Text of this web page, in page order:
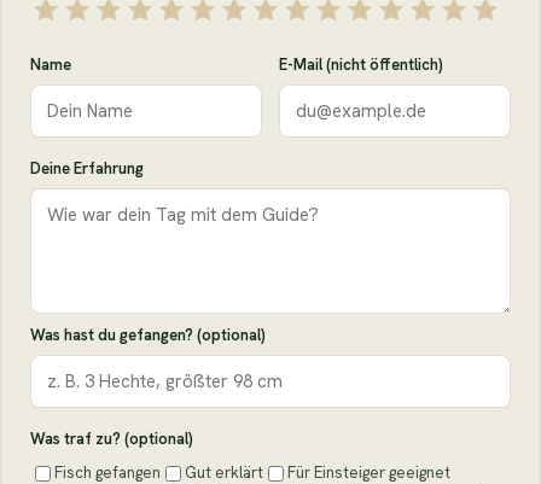
Name E-Mail (nicht öffentlich)
Deine Erfahrung
Was hast du gefangen? (optional)
Was traf zu? (optional)
Fisch gefangen
Gut erklärt
Für Einsteiger geeignet